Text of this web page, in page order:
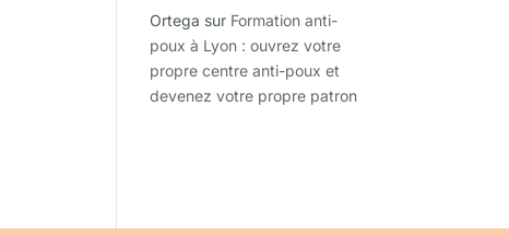
Ortega sur Formation anti-
poux à Lyon : ouvrez votre
propre centre anti-poux et
devenez votre propre patron